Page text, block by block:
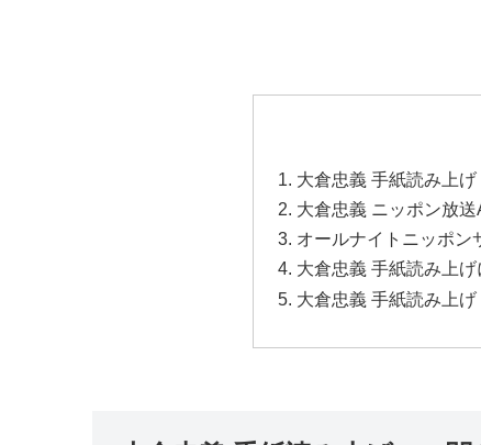
大倉忠義 手紙読み上
大倉忠義 ニッポン放
オールナイトニッポン
大倉忠義 手紙読み上
大倉忠義 手紙読み上